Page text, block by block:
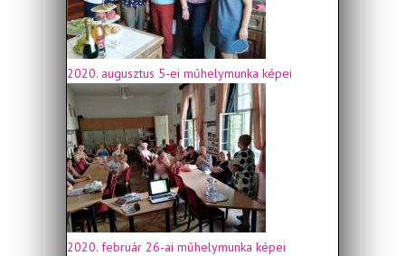
2020. augusztus 5-ei műhelymunka képei
2020. február 26-ai műhelymunka képei